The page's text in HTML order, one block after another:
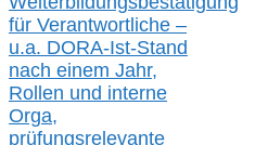
für Verantwortliche –
u.a. DORA-Ist-Stand
nach einem Jahr,
Rollen und interne
Orga,
prüfungsrelevante